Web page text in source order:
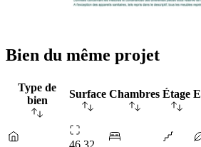
Bien du même projet
Type de
bien
Surface Chambres Étage
46.32